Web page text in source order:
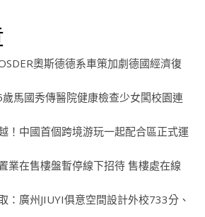
奧斯德德系車策加劇德國經濟復
馬國秀傳醫院健康檢查少女闖校園連
！中國首個跨境游玩一起配合區正式運
業在售樓盤暫停線下招待 售樓處在線
：廣州JIUYI俱意空間設計外校733分、